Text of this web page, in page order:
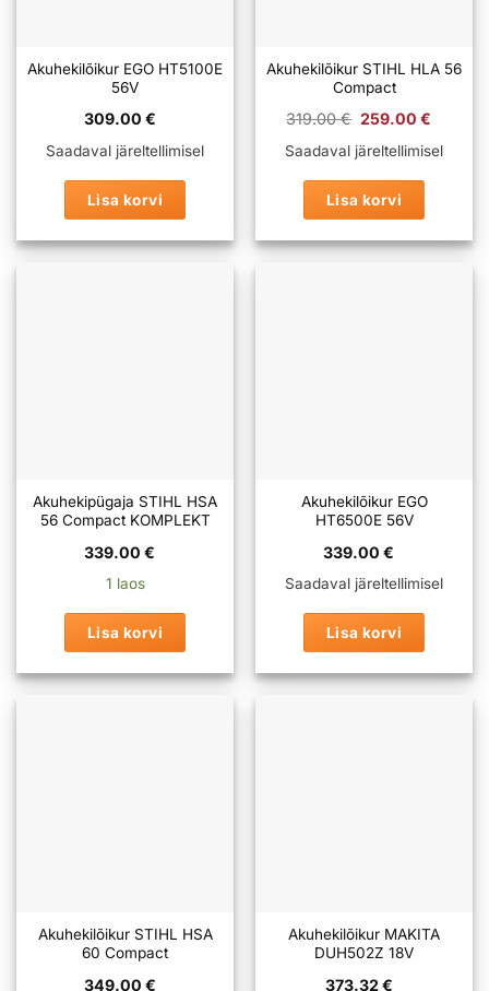
Akuhekilõikur EGO HT5100E
56V
309.00 €
Saadaval järeltellimisel
Lisa korvi
Akuhekilõikur STIHL HLA 56
Compact
319.00€ Algne
oli:
259.00 €
on:
Saadaval järeltellimisel
Lisa korvi
Akuhekipügaja STIHL HSA
56 Compact KOMPLEKT
339.00 €
1 laos
Lisa korvi
Akuhekilõikur EGO
HT6500E 56V
339.00 €
Saadaval järeltellimisel
Lisa korvi
Akuhekilõikur STIHL HSA
60 Compact
349.00 €
Akuhekilõikur MAKITA
DUH502Z 18V
373.32€